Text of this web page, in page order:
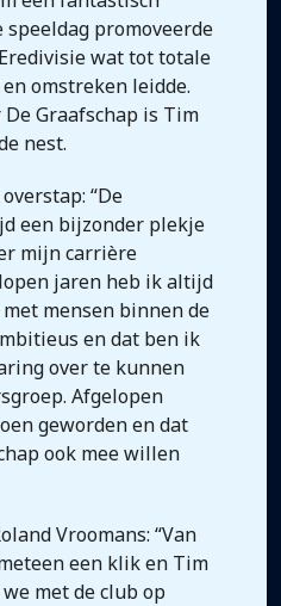
speeldag promoveerde
wat tot totale
omstreken leidde.
Graafschap is Tim
nest.
“De
een bijzonder plekje
mijn carrière
jaren heb ik altijd
mensen binnen de
en dat ben ik
over te kunnen
Afgelopen
geworden en dat
ook mee willen
Vroomans: “Van
een klik en Tim
met de club op